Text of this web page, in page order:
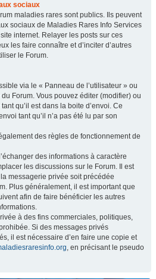
sociaux
maladies rares sont publics. Ils peuvent
sociaux de Maladies Rares Info Services
internet. Relayer les posts sur ces
les faire connaître et d’inciter d’autres
le Forum.
via le « Panneau de l’utilisateur » ou
Forum. Vous pouvez éditer (modifier) ou
qu’il est dans la boite d’envoi. Ce
tant qu’il n’a pas été lu par son
des règles de fonctionnement de
des informations à caractère
les discussions sur le Forum. Il est
messagerie privée soit précédée
Plus généralement, il est important que
afin de faire bénéficier les autres
à des fins commerciales, politiques,
Si des messages privés
il est nécessaire d’en faire une copie et
, en précisant le pseudo